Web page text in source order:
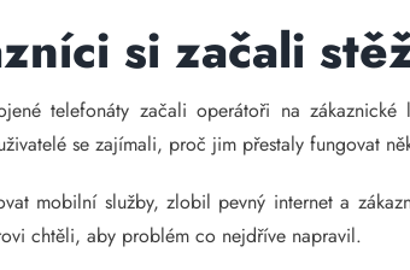
si začali
telefonáty začali operátoři na
se zajímali, proč jim přestaly fungovat
mobilní služby, zlobil pevný internet a
chtěli, aby problém co nejdříve napravil.